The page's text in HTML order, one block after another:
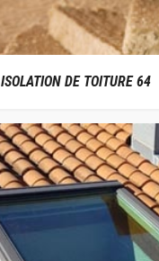
ISOLATION DE TOITURE 64